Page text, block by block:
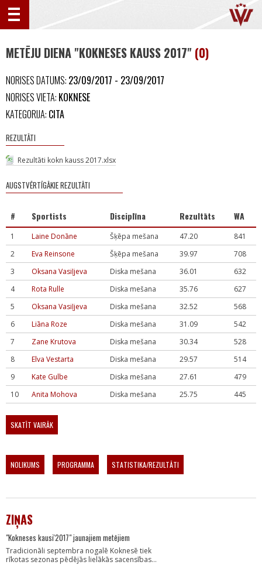
METĒJU DIENA "KOKNESES KAUSS 2017" (0)
NORISES DATUMS: 23/09/2017 - 23/09/2017
NORISES VIETA: KOKNESE
KATEGORIJA: CITA
REZULTĀTI
Rezultāti kokn kauss 2017.xlsx
AUGSTVĒRTĪGĀKIE REZULTĀTI
# Sportists Disciplīna Rezultāts WA
1 Laine Donāne Šķēpa mešana 47.20
841
2
Eva Reinsone Šķēpa mešana 39.97
708
3
Oksana Vasiļjeva Diska mešana 36.01
632
4
Rota Rulle Diska mešana 35.76
627
5
Oksana Vasiļjeva Diska mešana 32.52
568
6
Liāna Roze Diska mešana 31.09
542
7
Zane Krutova Diska mešana 30.34
528
8
Elva Vestarta Diska mešana 29.57
514
9
Kate Gulbe Diska mešana 27.61
479
10
Anita Mohova Diska mešana 25.75 445
SKATĪT VAIRĀK
NOLIKUMS PROGRAMMA STATISTIKA/REZULTĀTI
ZIŅAS
"Kokneses kausi'2017" jaunajiem metējiem
Tradicionāli septembra nogalē Koknesē tiek
rīkotas sezonas pēdējās lielākās sacensības…